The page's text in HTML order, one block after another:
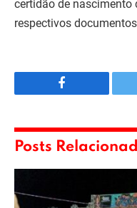
certidão de
respectivos
Facebook
Posts